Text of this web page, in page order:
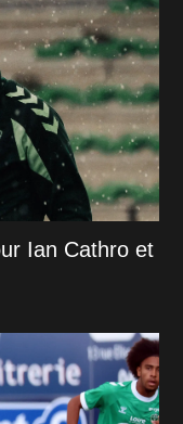
Ian Cathro et